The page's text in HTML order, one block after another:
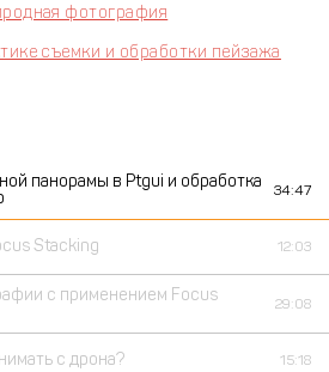
фотография
съемки и обработки пейзажа
панорамы в Ptgui и обработка
34:47
Stacking 12:03
с применением Focus
29:08
с дрона? 15:18